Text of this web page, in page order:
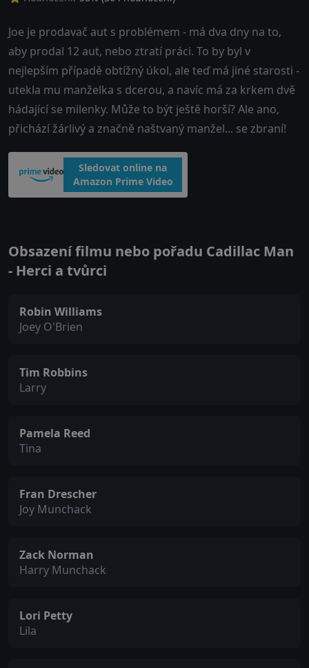
Joe je prodavač aut s problémem - má dva dny na to,
aby prodal 12 aut, nebo ztratí práci. To by byl v
nejlepším případě obtížný úkol, ale teď má jiné starosti -
utekla mu manželka s dcerou, a navíc má za krkem dvě
hádající se milenky. Může to být ještě horší? Ale ano,
přichází žárlivý a značně naštvaný manžel... se zbraní!
Sledovat online na
Amazon Prime Video
Obsazení filmu nebo pořadu Cadillac Man
- Herci a tvůrci
Robin Williams
Joey O'Brien
Tim Robbins
Larry
Pamela Reed
Tina
Fran Drescher
Joy Munchack
Zack Norman
Harry Munchack
Lori Petty
Lila